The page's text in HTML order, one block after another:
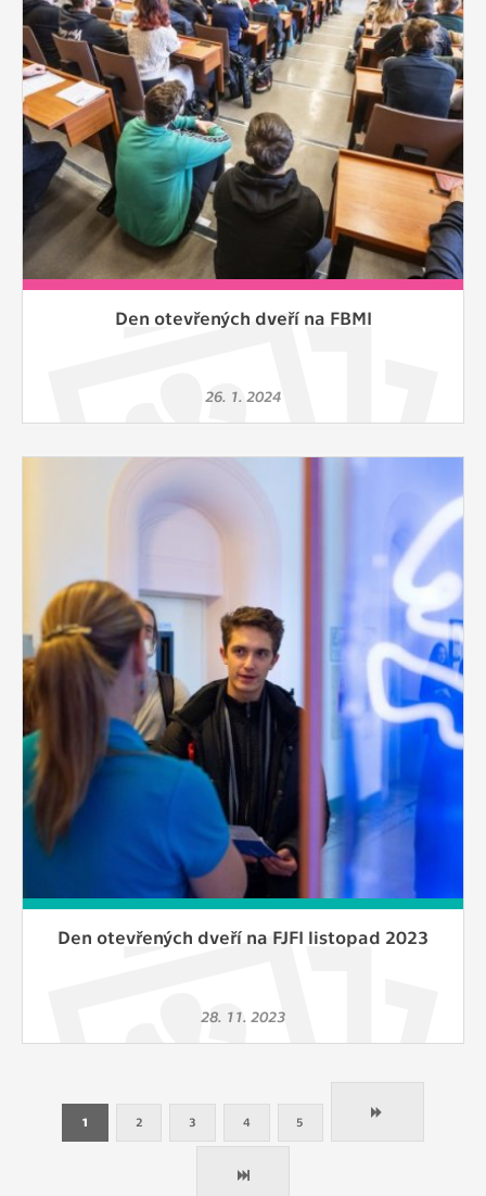
Den otevřených dveří na FBMI
26. 1. 2024
Den otevřených dveří na FJFI listopad 2023
28. 11. 2023
1 2 3 4 5